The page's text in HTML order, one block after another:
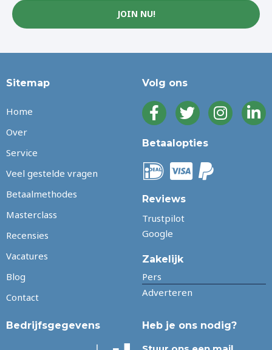
JOIN NU!
Sitemap
Home
Over
Service
Veel gestelde vragen
Betaalmethodes
Masterclass
Recensies
Vacatures
Blog
Contact
Volg ons
Betaalopties
Reviews
Trustpilot
Google
Zakelijk
Pers
Adverteren
Bedrijfsgegevens
Heb je ons nodig?